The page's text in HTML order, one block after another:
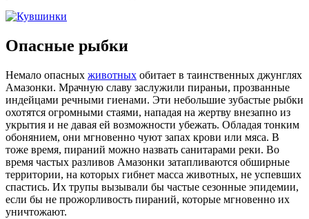
Опасные рыбки
Немало опасных животных обитает в таинственных джунглях
Амазонки. Мрачную славу заслужили пираньи, прозванные
индейцами речными гиенами. Эти небольшие зубастые рыбки
охотятся огромными стаями, нападая на жертву внезапно из
укрытия и не давая ей возможности убежать. Обладая тонким
обонянием, они мгновенно чуют запах крови или мяса. В
тоже время, пираний можно назвать санитарами реки. Во
время частых разливов Амазонки затапливаются обширные
территории, на которых гибнет масса животных, не успевших
спастись. Их трупы вызывали бы частые сезонные эпидемии,
если бы не прожорливость пираний, которые мгновенно их
уничтожают.